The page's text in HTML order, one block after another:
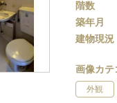
階数
築年月
建物現況
画像カテ
外観